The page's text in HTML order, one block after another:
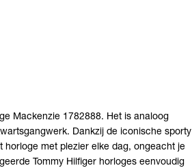
Mackenzie 1782888. Het is analoog
Dankzij de iconische sporty
horloge met plezier elke dag, ongeacht je
Tommy Hilfiger horloges eenvoudig